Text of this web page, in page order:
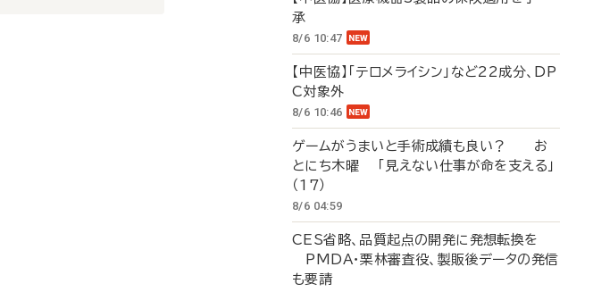
承
8/6 10:47
【中医協】「テロメライシン」など22成分、DP
C対象外
8/6 10:46
ゲームがうまいと手術成績も良い？ お
とにち木曜 「見えない仕事が命を支える」
（17）
8/6 04:59
CES省略、品質起点の開発に発想転換を
PMDA・栗林審査役、製販後データの発信
も要請